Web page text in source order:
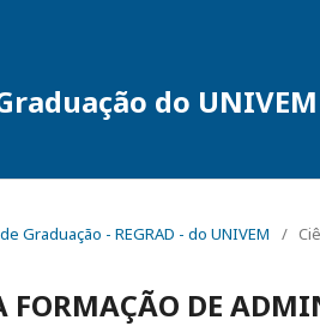
do
Graduação - REGRAD - do UNIVEM /
FORMAÇÃO DE